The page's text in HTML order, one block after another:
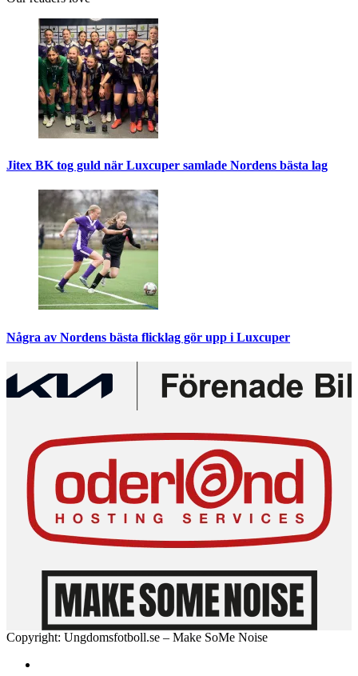
Jitex BK tog guld när Luxcuper samlade Nordens bästa lag
Några av Nordens bästa flicklag gör upp i Luxcuper
Copyright: Ungdomsfotboll.se – Make SoMe Noise